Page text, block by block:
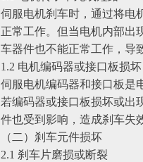
伺服电机刹车时，通过将电
正常工作。但当电机内部出
车器件也不能正常工作，导
1.2 电机编码器或接口板损坏
伺服电机编码器和接口板是
若编码器或接口板损坏或出
件也受到影响，造成刹车失
（二）刹车元件损坏
2.1 刹车片磨损或断裂